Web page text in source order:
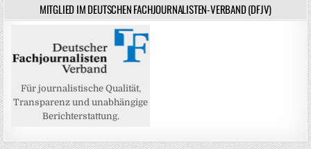
MITGLIED IM DEUTSCHEN FACHJOURNALISTEN-VERBAND (DFJV)
Für journalistische Qualität,
Transparenz und unabhängige
Berichterstattung.